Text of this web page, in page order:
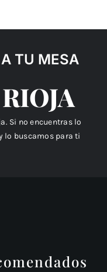
TU MESA
Si no encuentras lo
lo buscamos para ti